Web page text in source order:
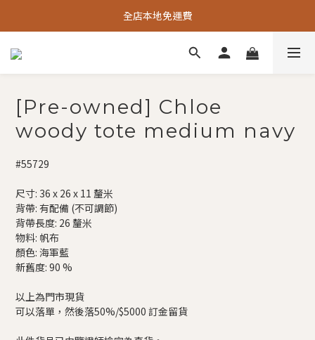
全店本地免運費
[Pre-owned] Chloe
woody tote medium navy
#55729
尺寸: 36 x 26 x 11 釐米
背帶: 有配備 (不可調節)
背帶長度: 26 釐米
物料: 帆布
顏色: 海軍藍
新舊度: 90 %
以上為門市現貨
可以落單，然後落50%/$5000 訂金留貨